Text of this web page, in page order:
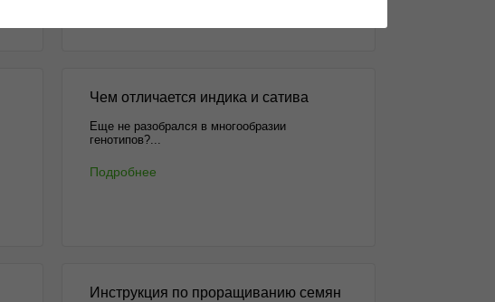
Чем отличается индика и сатива
Еще не разобрался в многообразии
генотипов?...
Подробнее
Инструкция по проращиванию семян